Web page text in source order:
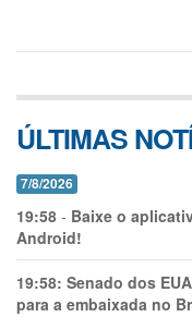
ÚLTIMAS
7/8/2026
19:58 - Baixe o
Android!
19:58: Senado dos
para a embaixada no